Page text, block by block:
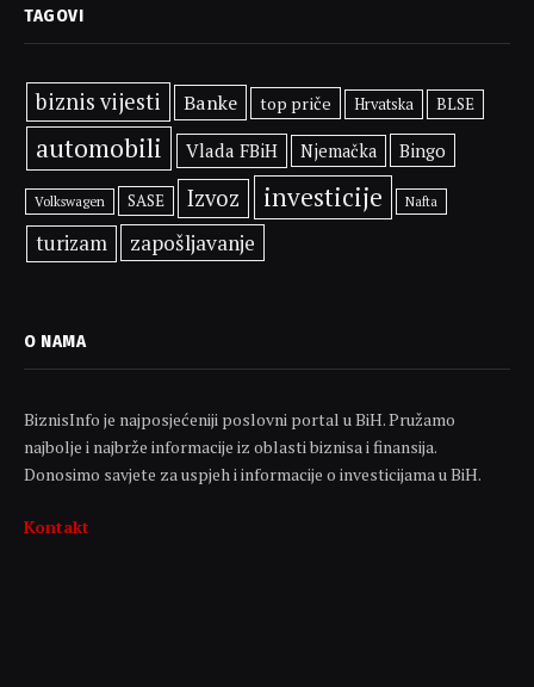
TAGOVI
biznis vijesti Banke top priče Hrvatska BLSE
automobili Vlada FBiH Njemačka Bingo
Volkswagen SASE Izvoz investicije Nafta
turizam zapošljavanje
O NAMA
BiznisInfo je najposjećeniji poslovni portal u BiH. Pružamo
najbolje i najbrže informacije iz oblasti biznisa i finansija.
Donosimo savjete za uspjeh i informacije o investicijama u BiH.
Kontakt